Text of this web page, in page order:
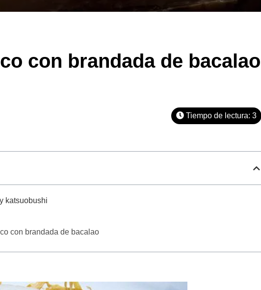
con brandada de bacalao
Tiempo de lectura: 3
katsuobushi
con brandada de bacalao